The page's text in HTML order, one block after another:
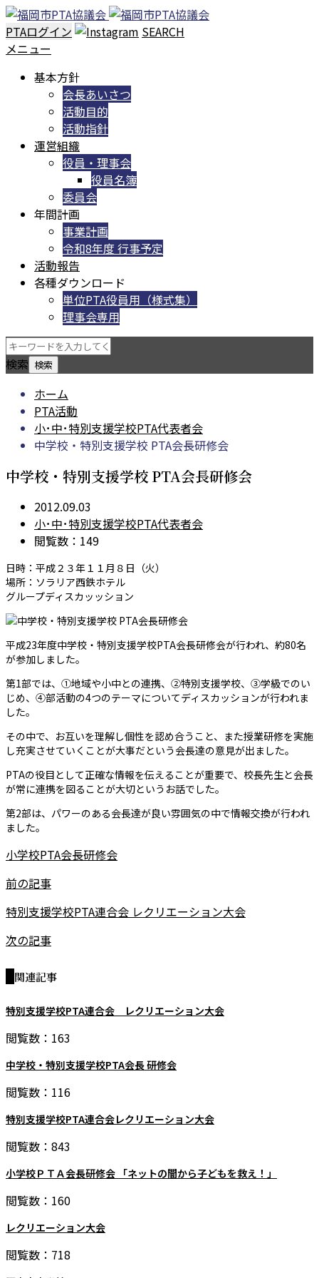
PTAログイン
SEARCH
メニュー
基本方針
会長あいさつ
活動目的
活動指針
運営組織
役員・理事会
役員名簿
委員会
年間計画
事業計画
令和8年度 行事予定
活動報告
各種ダウンロード
単位PTA役員用（様式集）
理事会専用
検索
ホーム
PTA活動
小･中･特別支援学校PTA代表者会
中学校・特別支援学校 PTA会長研修会
中学校・特別支援学校 PTA会長研修会
2012.09.03
小･中･特別支援学校PTA代表者会
閲覧数：149
日時：平成２３年１１月８日（火）
場所：ソラリア西鉄ホテル
グループディスカッッション
平成23年度中学校・特別支援学校PTA会長研修会が行われ、約80名
が参加しました。
第1部では、①地域や小中との連携、②特別支援学校、③学級でのい
じめ、④部活動の4つのテーマについてディスカッションが行われま
した。
その中で、お互いを理解し個性を認め合うこと、また授業研修を実施
し充実させていくことが大事だという会長達の意見が出ました。
PTAの役目として正確な情報を伝えることが重要で、校長先生と会長
が常に連携を図ることが大切というお話でした。
第2部は、パワーのある会長達が良い雰囲気の中で情報交換が行われ
ました。
小学校PTA会長研修会
前の記事
特別支援学校PTA連合会 レクリエーション大会
次の記事
関連記事
特別支援学校PTA連合会 レクリエーション大会
閲覧数：163
中学校・特別支援学校PTA会長 研修会
閲覧数：116
特別支援学校PTA連合会レクリエーション大会
閲覧数：843
小学校ＰＴＡ会長研修会 「ネットの闇から子どもを救え！」
閲覧数：160
レクリエーション大会
閲覧数：718